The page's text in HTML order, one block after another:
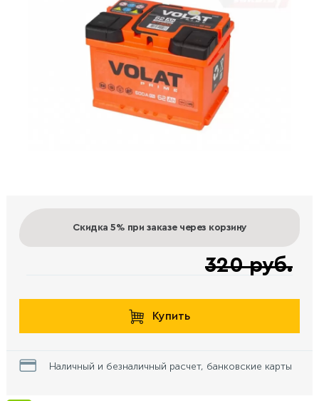
Скидка 5% при заказе через корзину
320 руб.
Купить
Наличный и безналичный расчет, банковские карты